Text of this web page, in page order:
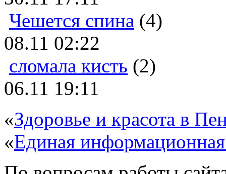
Чешется спина (4)
08.11 02:22
сломала кисть (2)
06.11 19:11
«Здоровье и красота в
«Единая